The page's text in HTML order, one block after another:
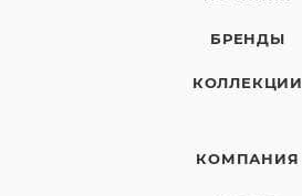
БРЕНДЫ
КОЛЛЕКЦИИ
КОМПАНИЯ